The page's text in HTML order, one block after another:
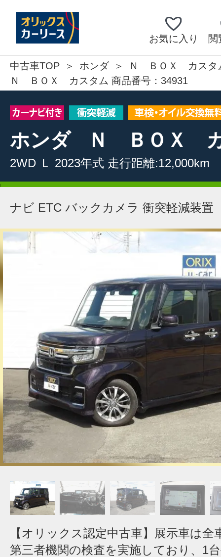
お気に入り 閲
中古車TOP ホンダ
Ｎ ＢＯＸ カスタ
Ｎ ＢＯＸ カスタム 商品番号：34931
ホンダ Ｎ ＢＯＸ
2WD Ｌ 2023年式 走行距離:12,000km
ナビ ETC バックカメラ 衝突軽減装置
【オリックス認定中古車】展示車は全
第三者機関の検査を実施しており、1